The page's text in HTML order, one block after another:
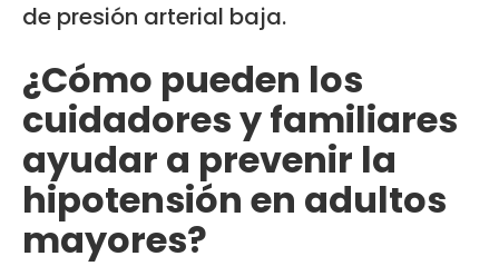
de presión arterial baja.
¿Cómo pueden los
cuidadores y familiares
ayudar a prevenir la
hipotensión en adultos
mayores?